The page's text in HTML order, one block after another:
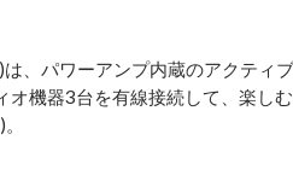
、パワーアンプ内蔵のアクティ
機器3台を有線接続して、楽し